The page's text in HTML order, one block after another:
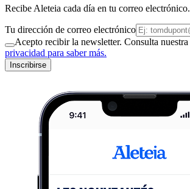
Recibe Aleteia cada día en tu correo electrónico.
Tu dirección de correo electrónico
Acepto recibir la newsletter. Consulta nuestra
privacidad para saber más.
Inscribirse